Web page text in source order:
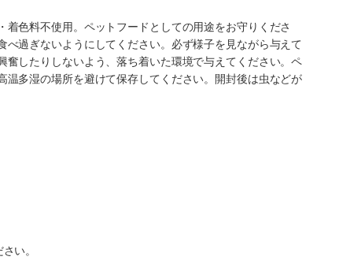
色料不使用。ペットフードとしての用途をお守りくださ
過ぎないようにしてください。必ず様子を見ながら与えて
したりしないよう、落ち着いた環境で与えてください。ペ
多湿の場所を避けて保存してください。開封後は虫などが
い。